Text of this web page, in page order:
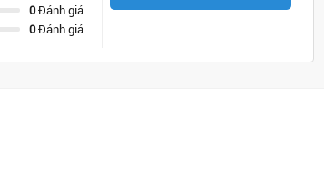
0Đánh giá
0Đánh giá